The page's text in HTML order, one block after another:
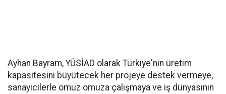
Ayhan Bayram, YÜSİAD olarak Türkiye'nin üretim
kapasitesini büyütecek her projeye destek vermeye,
sanayicilerle omuz omuza çalışmaya ve iş dünyasının